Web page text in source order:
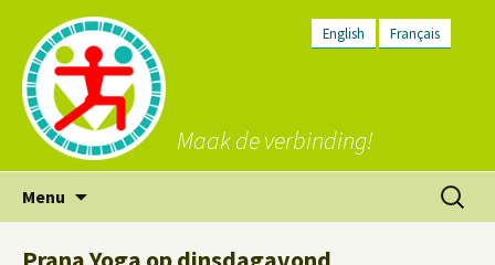
English Français
Maak de verbinding!
Menu
Zoeken
naar: